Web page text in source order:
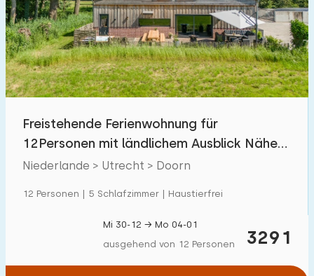
Badezimmer:
1 2 3 4 5
Entfernungen
Zum Meer(max. km):
Zum Wald(max. km):
5 10 20
Freistehende Ferienwohnung für
12Personen mit ländlichem Ausblick Nähe
Utrechtse Heuvelrug
Niederlande > Utrecht > Doorn
12 Personen | 5 Schlafzimmer | Haustierfrei
3291
Mi 30-12 → Mo 04-01
ausgehend von 12 Personen